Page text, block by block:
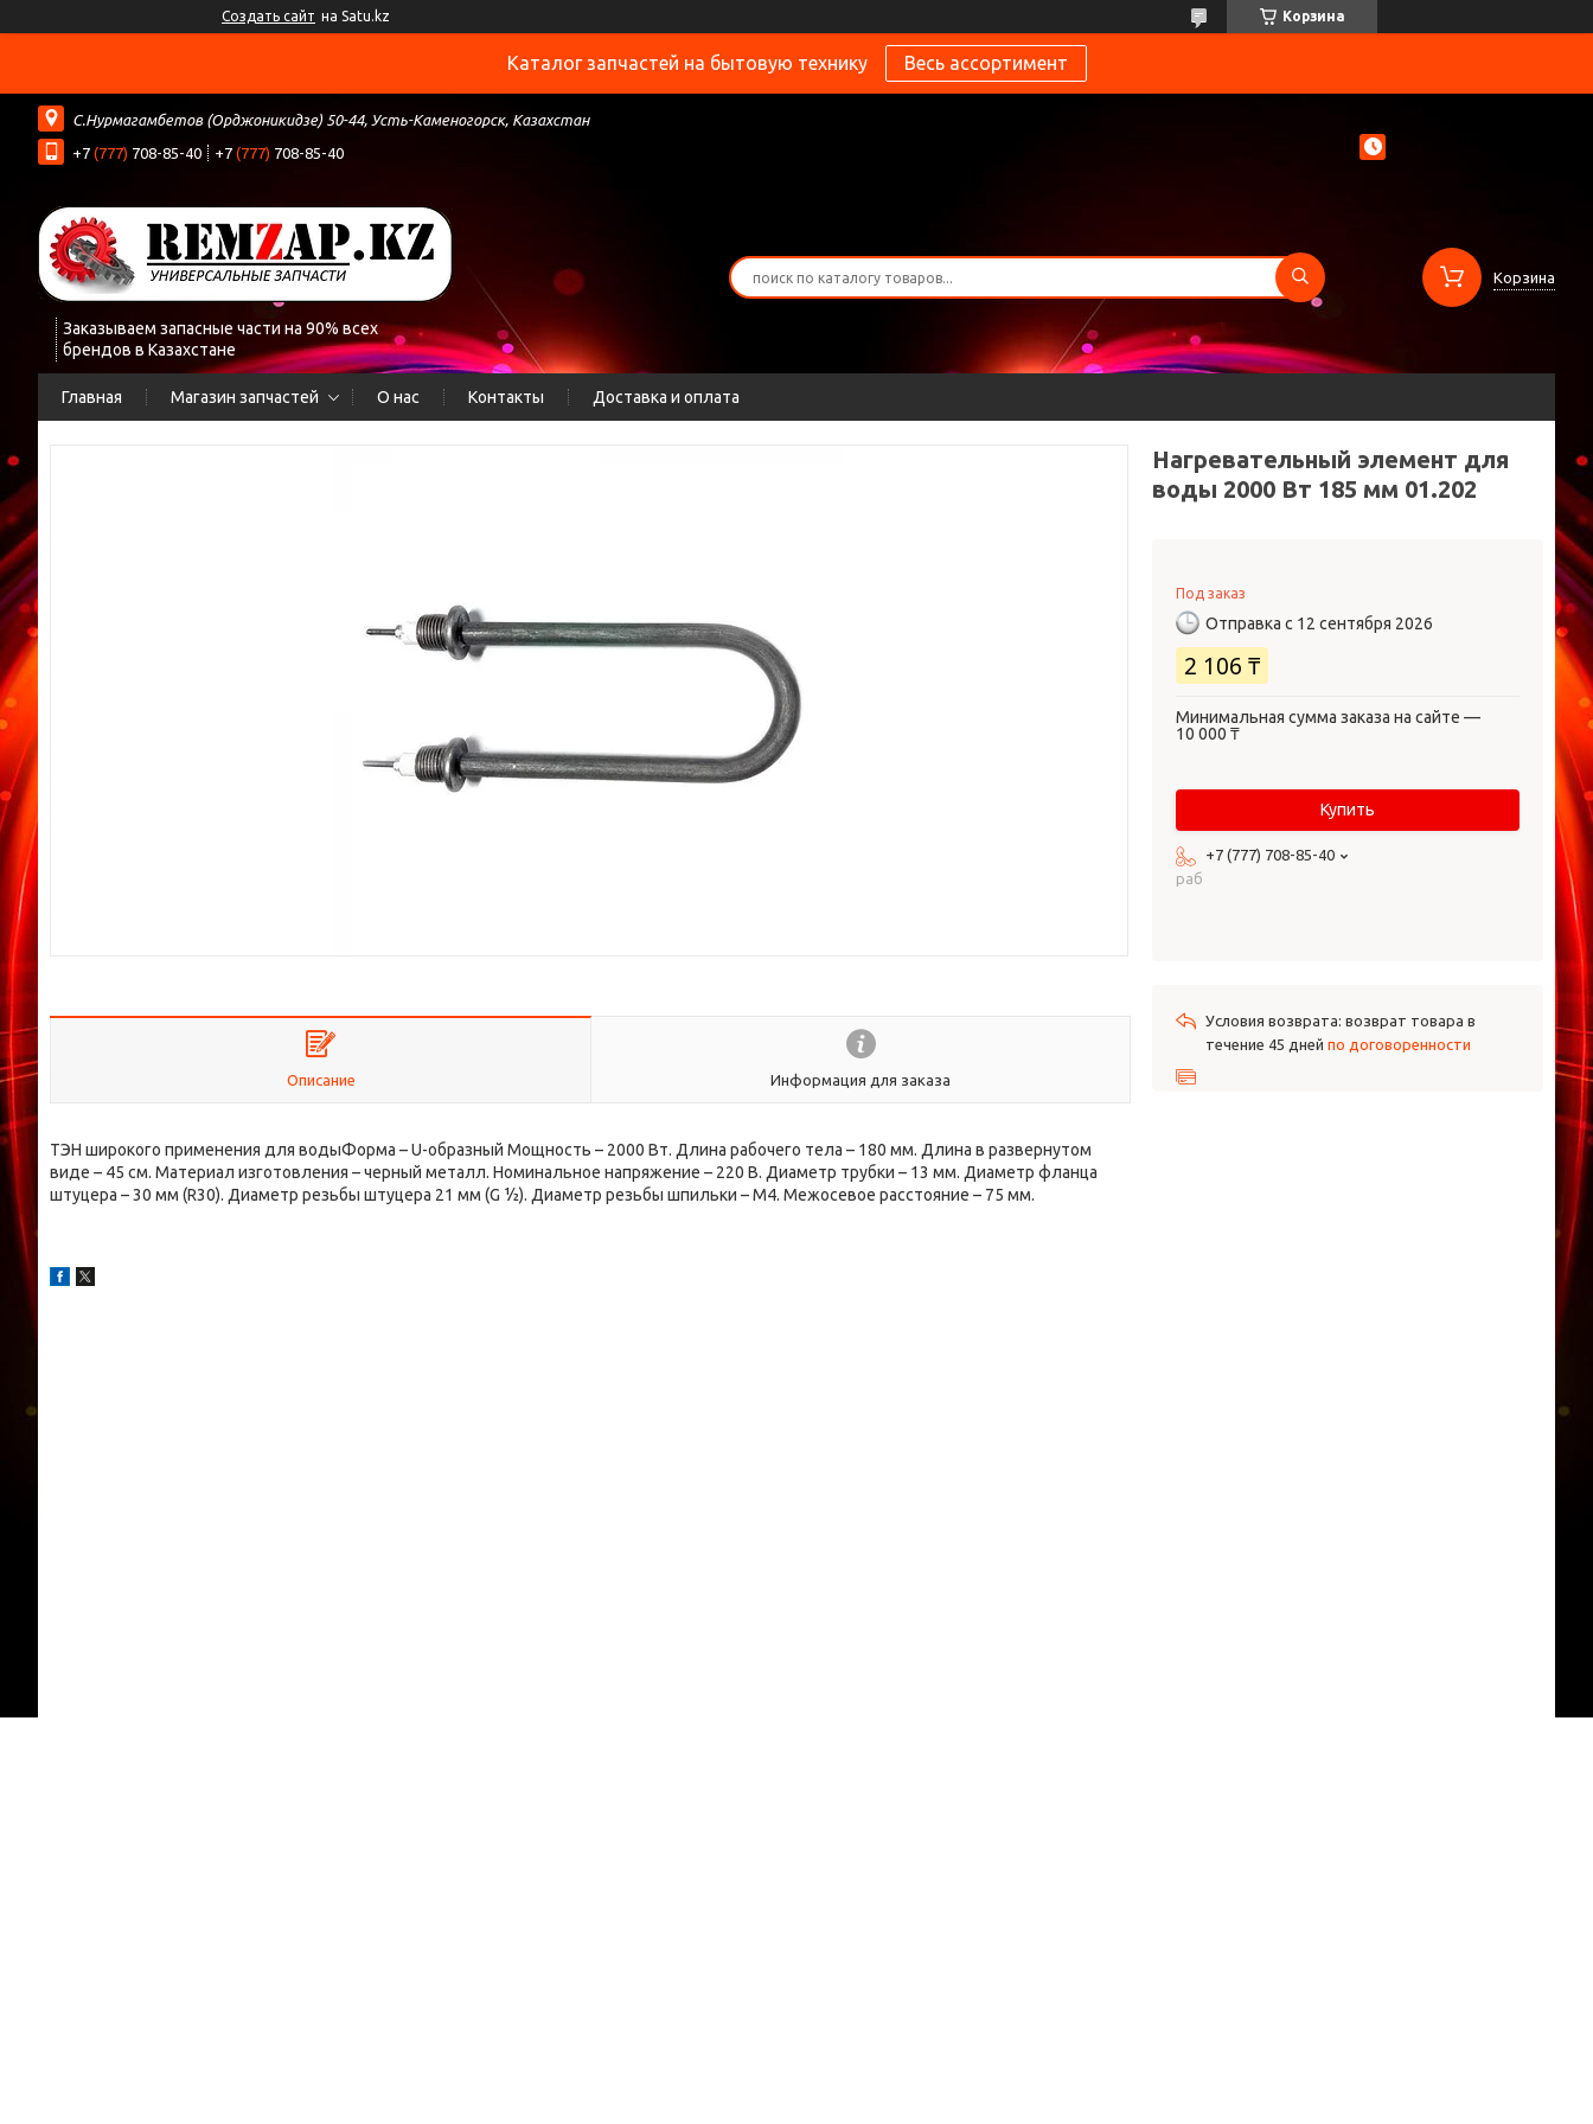
Создать сайт на Satu.kz Корзина
Каталог запчастей на бытовую технику Весь ассортимент
С.Нурмагамбетов (Орджоникидзе) 50-44, Усть-Каменогорск, Казахстан
+7 (777) 708-85-40 +7 (777) 708-85-40
Заказываем запасные части на 90% всех
брендов в Казахстане
Корзина
Главная Магазин запчастей О нас Контакты Доставка и оплата
Описание Информация для заказа
ТЭН широкого применения для водыФорма – U-образный Мощность – 2000 Вт. Длина рабочего тела – 180 мм. Длина в развернутом
виде – 45 см. Материал изготовления – черный металл. Номинальное напряжение – 220 В. Диаметр трубки – 13 мм. Диаметр фланца
штуцера – 30 мм (R30). Диаметр резьбы штуцера 21 мм (G ½). Диаметр резьбы шпильки – М4. Межосевое расстояние – 75 мм.
Нагревательный элемент для
воды 2000 Вт 185 мм 01.202
Под заказ
Отправка с 12 сентября 2026
2 106 ₸
Минимальная сумма заказа на сайте —
10 000 ₸
Купить
+7 (777) 708-85-40
раб
возврат товара в
течение 45 дней по договоренности